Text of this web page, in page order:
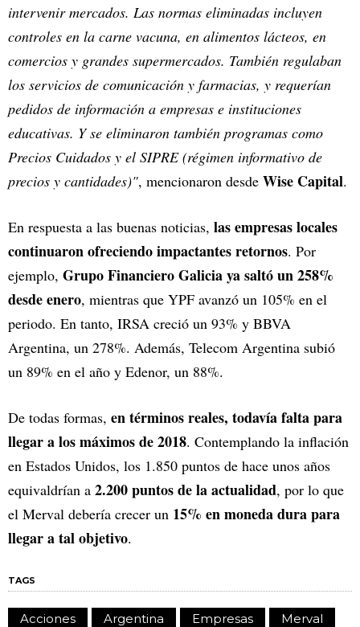
intervenir mercados. Las normas eliminadas incluyen
controles en la carne vacuna, en alimentos lácteos, en
comercios y grandes supermercados. También regulaban
los servicios de comunicación y farmacias, y requerían
pedidos de información a empresas e instituciones
educativas. Y se eliminaron también programas como
Precios Cuidados y el SIPRE (régimen informativo de
precios y cantidades)", mencionaron desde Wise Capital.
En respuesta a las buenas noticias, las empresas locales
continuaron ofreciendo impactantes retornos. Por
ejemplo, Grupo Financiero Galicia ya saltó un 258%
desde enero, mientras que YPF avanzó un 105% en el
periodo. En tanto, IRSA creció un 93% y BBVA
Argentina, un 278%. Además, Telecom Argentina subió
un 89% en el año y Edenor, un 88%.
De todas formas, en términos reales, todavía falta para
llegar a los máximos de 2018. Contemplando la inflación
en Estados Unidos, los 1.850 puntos de hace unos años
equivaldrían a 2.200 puntos de la actualidad, por lo que
el Merval debería crecer un 15% en moneda dura para
llegar a tal objetivo.
TAGS
Acciones Argentina Empresas Merval